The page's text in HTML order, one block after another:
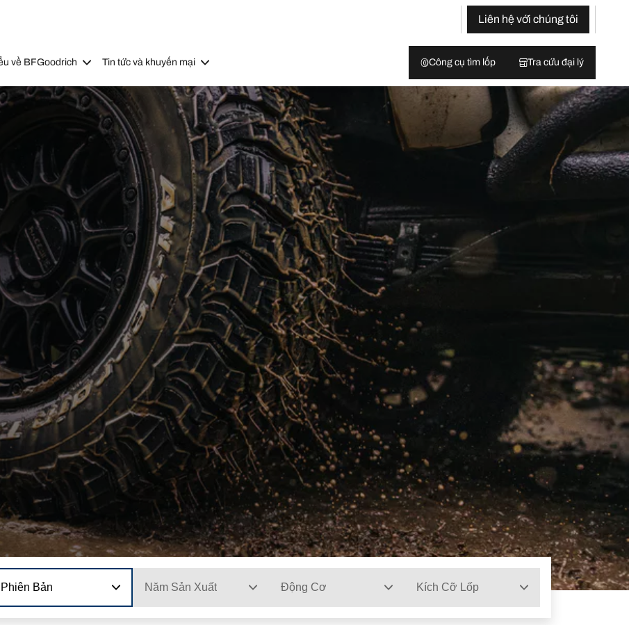
Liên hệ với chúng tôi
về BFGoodrich Tin tức và khuyến mại Công cụ tìm lốp Tra cứu đại lý
Phiên Bản Năm Sản Xuất Động Cơ Kích Cỡ Lốp